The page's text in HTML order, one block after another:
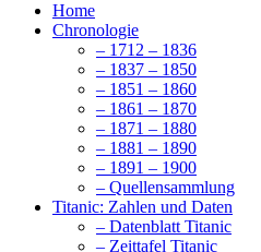
Home
Chronologie
– 1712 – 1836
– 1837 – 1850
– 1851 – 1860
– 1861 – 1870
– 1871 – 1880
– 1881 – 1890
– 1891 – 1900
– Quellensammlung
Titanic: Zahlen und Daten
– Datenblatt Titanic
– Zeittafel Titanic